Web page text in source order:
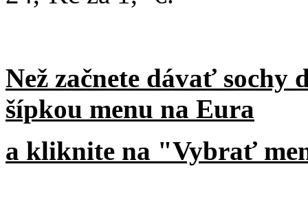
Než začnete dávať sochy
šípkou menu na Eura
a kliknite na "Vybrať